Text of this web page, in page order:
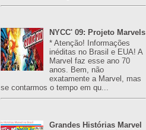
NYCC' 09: Projeto Marvels
* Atenção! Informações
inéditas no Brasil e EUA! A
Marvel faz esse ano 70
anos. Bem, não
exatamente a Marvel, mas
se contarmos o tempo em qu...
Grandes Histórias Marvel